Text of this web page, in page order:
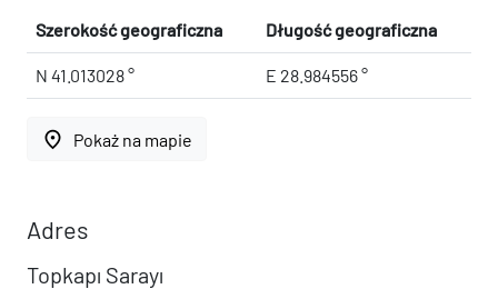
Szerokość geograficzna Długość geograficzna
N 41.013028 ° E 28.984556 °
place Pokaż na mapie
Adres
Topkapı Sarayı